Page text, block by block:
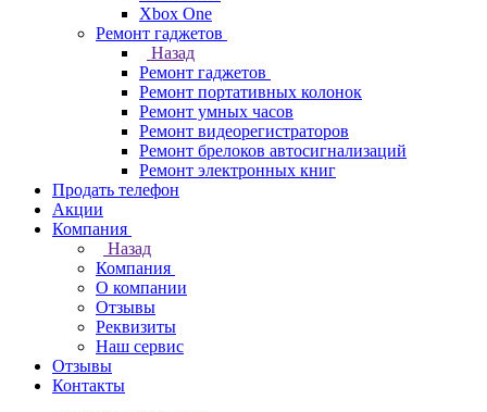
Xbox One
Ремонт гаджетов
Назад
Ремонт гаджетов
Ремонт портативных колонок
Ремонт умных часов
Ремонт видеорегистраторов
Ремонт брелоков автосигнализаций
Ремонт электронных книг
Продать телефон
Акции
Компания
Назад
Компания
О компании
Отзывы
Реквизиты
Наш сервис
Отзывы
Контакты